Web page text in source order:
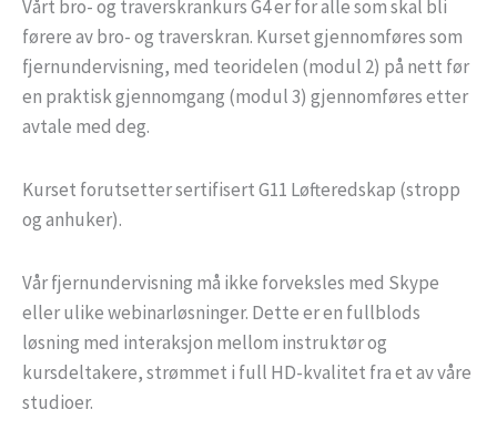
Vårt bro- og traverskrankurs G4 er for alle som skal bli
førere av bro- og traverskran. Kurset gjennomføres som
fjernundervisning, med teoridelen (modul 2) på nett før
en praktisk gjennomgang (modul 3) gjennomføres etter
avtale med deg.
Kurset forutsetter sertifisert G11 Løfteredskap (stropp
og anhuker).
Vår fjernundervisning må ikke forveksles med Skype
eller ulike webinarløsninger. Dette er en fullblods
løsning med interaksjon mellom instruktør og
kursdeltakere, strømmet i full HD-kvalitet fra et av våre
studioer.